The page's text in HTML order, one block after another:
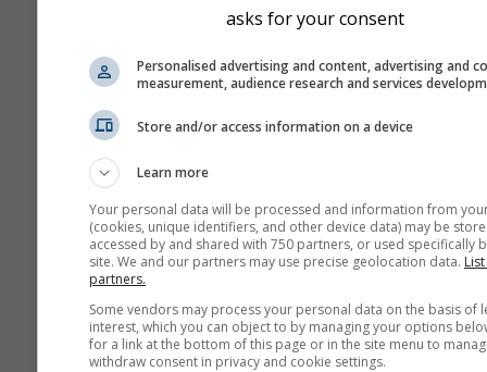
asks for your consent
Personalised advertising and content, advertising and
measurement, audience research and services
Store and/or access information on a device
Learn more
Your personal data will be processed and information from
(cookies, unique identifiers, and other device data) may be
accessed by and shared with 750 partners, or used specifically
site. We and our partners may use precise geolocation data.
partners.
Some vendors may process your personal data on the basis of
interest, which you can object to by managing your options
for a link at the bottom of this page or in the site menu to
withdraw consent in privacy and cookie settings.